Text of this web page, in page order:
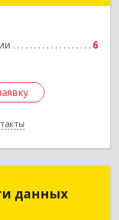
6
данных
данных
г, Таратынова